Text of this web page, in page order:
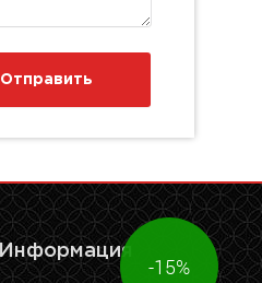
Отправить
Информация
-15%